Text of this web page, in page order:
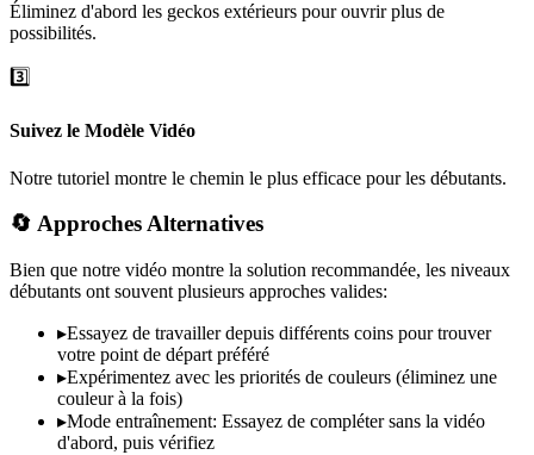
Éliminez d'abord les geckos extérieurs pour ouvrir plus de
possibilités.
3️⃣
Suivez le Modèle Vidéo
Notre tutoriel montre le chemin le plus efficace pour les débutants.
🔄 Approches Alternatives
Bien que notre vidéo montre la solution recommandée, les niveaux
débutants ont souvent plusieurs approches valides:
▸Essayez de travailler depuis différents coins pour trouver
votre point de départ préféré
▸Expérimentez avec les priorités de couleurs (éliminez une
couleur à la fois)
▸Mode entraînement: Essayez de compléter sans la vidéo
d'abord, puis vérifiez